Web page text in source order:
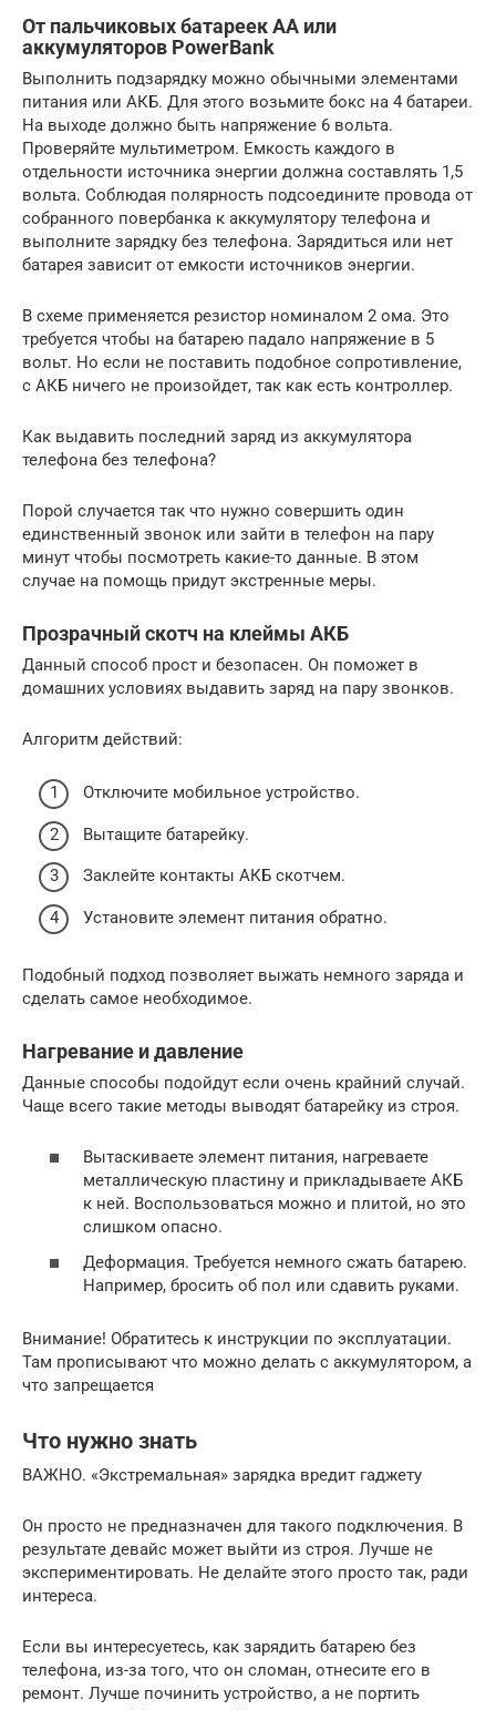
От пальчиковых батареек АА или
аккумуляторов PowerBank
Выполнить подзарядку можно обычными элементами
питания или АКБ. Для этого возьмите бокс на 4 батареи.
На выходе должно быть напряжение 6 вольта.
Проверяйте мультиметром. Емкость каждого в
отдельности источника энергии должна составлять 1,5
вольта. Соблюдая полярность подсоедините провода от
собранного повербанка к аккумулятору телефона и
выполните зарядку без телефона. Зарядиться или нет
батарея зависит от емкости источников энергии.
В схеме применяется резистор номиналом 2 ома. Это
требуется чтобы на батарею падало напряжение в 5
вольт. Но если не поставить подобное сопротивление,
с АКБ ничего не произойдет, так как есть контроллер.
Как выдавить последний заряд из аккумулятора
телефона без телефона?
Порой случается так что нужно совершить один
единственный звонок или зайти в телефон на пару
минут чтобы посмотреть какие-то данные. В этом
случае на помощь придут экстренные меры.
Прозрачный скотч на клеймы АКБ
Данный способ прост и безопасен. Он поможет в
домашних условиях выдавить заряд на пару звонков.
Алгоритм действий:
Отключите мобильное устройство.
Вытащите батарейку.
Заклейте контакты АКБ скотчем.
Установите элемент питания обратно.
Подобный подход позволяет выжать немного заряда и
сделать самое необходимое.
Нагревание и давление
Данные способы подойдут если очень крайний случай.
Чаще всего такие методы выводят батарейку из строя.
Вытаскиваете элемент питания, нагреваете
металлическую пластину и прикладываете АКБ
к ней. Воспользоваться можно и плитой, но это
слишком опасно.
Деформация. Требуется немного сжать батарею.
Например, бросить об пол или сдавить руками.
Внимание! Обратитесь к инструкции по эксплуатации.
Там прописывают что можно делать с аккумулятором, а
что запрещается
Что нужно знать
ВАЖНО. «Экстремальная» зарядка вредит гаджету
Он просто не предназначен для такого подключения. В
результате девайс может выйти из строя. Лучше не
экспериментировать. Не делайте этого просто так, ради
интереса.
Если вы интересуетесь, как зарядить батарею без
телефона, из-за того, что он сломан, отнесите его в
ремонт. Лучше починить устройство, а не портить